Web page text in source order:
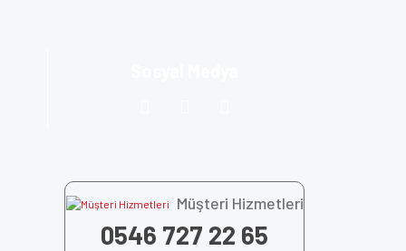
Müşteri Hizmetleri
0546 727 22 65